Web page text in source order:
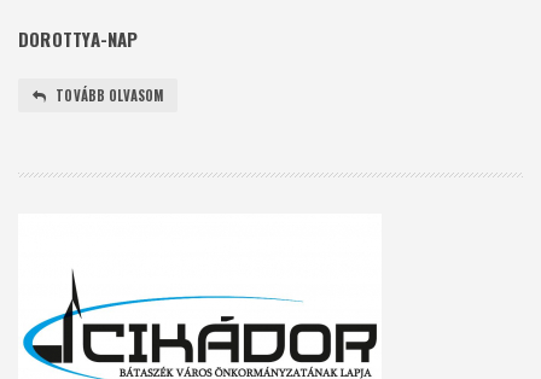
DOROTTYA-NAP
TOVÁBB OLVASOM